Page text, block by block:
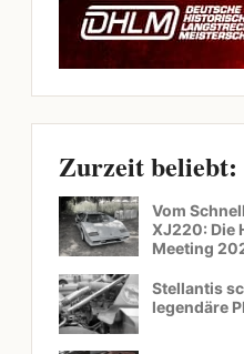
Zurzeit beliebt:
Vom
XJ220: Die
Meeting
Stellantis
legendäre